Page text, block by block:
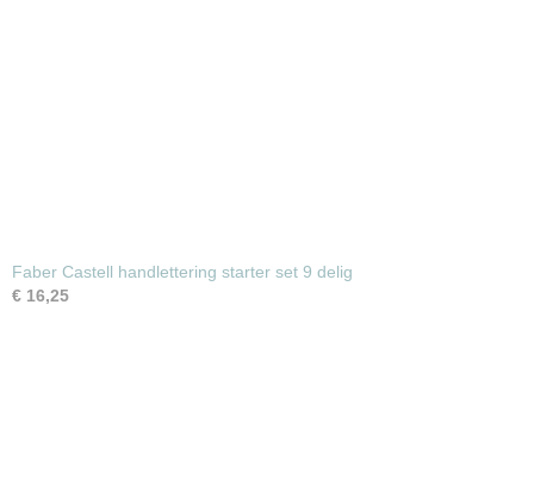
Faber Castell handlettering starter set 9 delig
€ 16,25